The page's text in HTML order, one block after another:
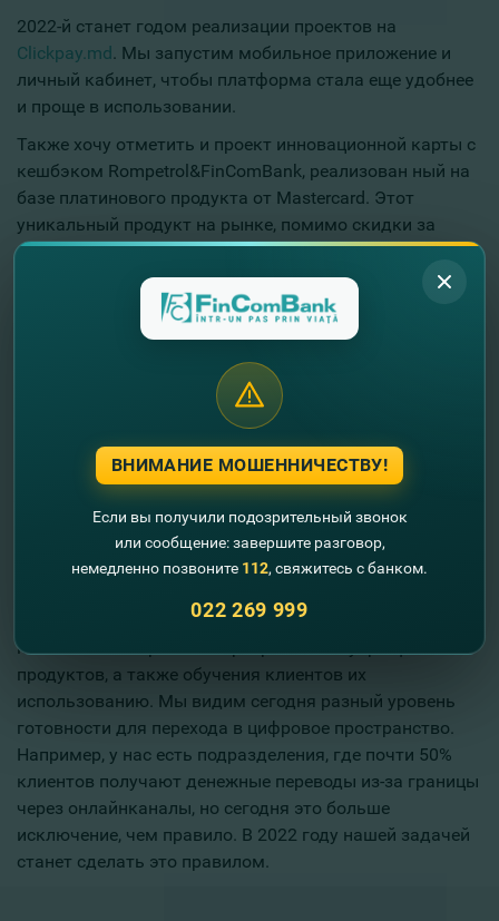
2022-й станет годом реализации проектов на
Сlickpay.md. Мы запустим мобильное приложение и
личный кабинет, чтобы платформа стала еще удобнее
и проще в использовании.
Также хочу отметить и проект инновационной карты с
кешбэком Rompetrol&FinComBank, реализован ный на
базе платинового продукта от Mastercard. Этот
уникальный продукт на рынке, помимо скидки за
топливо, предоставляет пользователю еженедельный
кэшбэк в виде части суммы, израсходованной на
безналичные покупки в магазинах страны и по
Для нашей команды очень ценна и важна награда
Leader in Moneysend: Clickpay.md
услуги мы судим по поведению клиента — росту
количества операций, отзывов, рекомендаций, а
награда от Mastercard подтверждает важность нашей
идеальная ситуация, когда продукт оценивается всеми
участниками. Нас это вдохновляет на дальнейшее
В 2022 году мы продолжим развитие онлайн-услуг, но
не только в направлении разработки и упрощения
продуктов, а также обучения клиентов их
использованию. Мы видим сегодня разный уровень
готовности для перехода в цифровое пространство.
Например, у нас есть подразделения, где почти 50%
клиентов получают денежные переводы из-за границы
через онлайнканалы, но сегодня это больше
исключение, чем правило. В 2022 году нашей задачей
станет сделать это правилом.
ВНИМАНИЕ МОШЕННИЧЕСТВУ!
Если вы получили подозрительный звонок
или сообщение: завершите разговор,
немедленно позвоните 112, свяжитесь с банком.
022 269 999